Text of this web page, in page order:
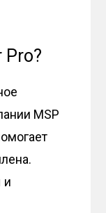
Pro?
MSP
и